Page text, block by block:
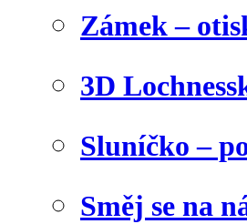
Zámek –
3D
Sluníčko –
Směj se na